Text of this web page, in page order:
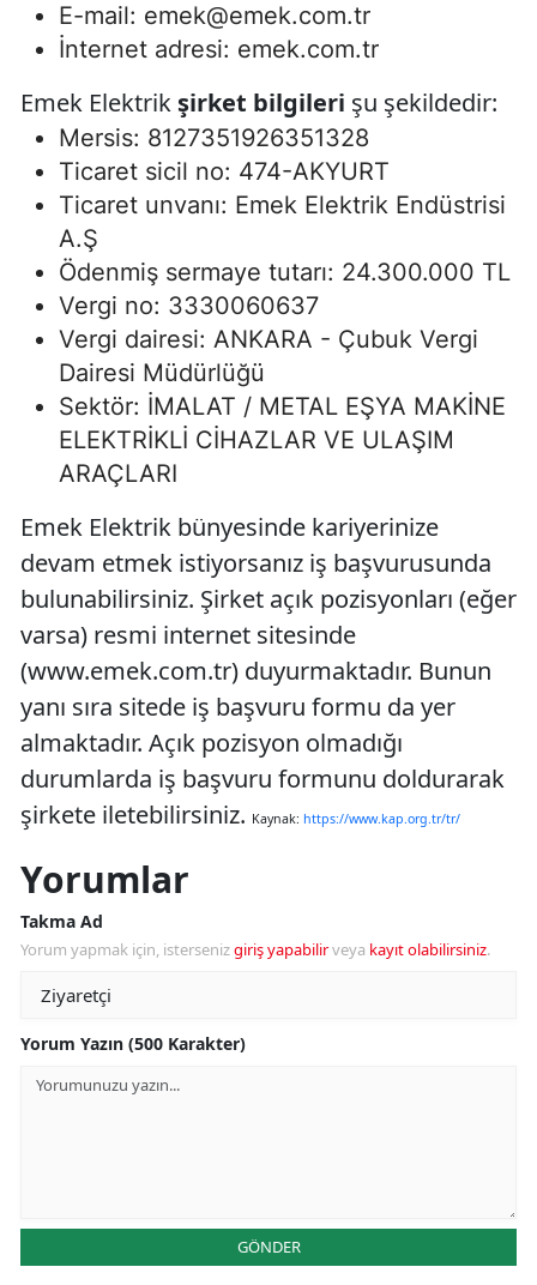
E-mail: emek@emek.com.tr
İnternet adresi: emek.com.tr
Emek Elektrik şirket bilgileri şu şekildedir:
Mersis: 8127351926351328
Ticaret sicil no: 474-AKYURT
Ticaret unvanı: Emek Elektrik Endüstrisi
A.Ş
Ödenmiş sermaye tutarı: 24.300.000 TL
Vergi no: 3330060637
Vergi dairesi: ANKARA - Çubuk Vergi
Dairesi Müdürlüğü
Sektör: İMALAT / METAL EŞYA MAKİNE
ELEKTRİKLİ CİHAZLAR VE ULAŞIM
ARAÇLARI
Emek Elektrik bünyesinde kariyerinize
devam etmek istiyorsanız iş başvurusunda
bulunabilirsiniz. Şirket açık pozisyonları (eğer
varsa) resmi internet sitesinde
(www.emek.com.tr) duyurmaktadır. Bunun
yanı sıra sitede iş başvuru formu da yer
almaktadır. Açık pozisyon olmadığı
durumlarda iş başvuru formunu doldurarak
şirkete iletebilirsiniz. Kaynak: https://www.kap.org.tr/tr/
Yorumlar
Takma Ad
Yorum yapmak için, istersenizgiriş yapabilirveya kayıt olabilirsiniz.
Yorum Yazın (500 Karakter)
GÖNDER